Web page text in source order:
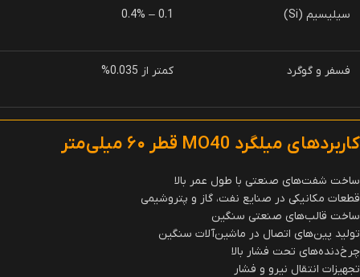
سیلیسیم (Si) 0.1 – 0.4%
فسفر و گوگرد کمتر از 0.035%
کاربردهای میلگرد قطر ۶۰ میلی‌متر
ساخت شفت‌های صنعتی با طول عمر بالا
قطعات مکانیکی در صنایع نفت، گاز و پتروشیمی
ساخت قالب‌های صنعتی سنگین
تولید پین‌های اتصال در ماشین‌آلات سنگین
چرخ‌دنده‌های تحت فشار بالا
تجهیزات انتقال نیرو و فشار